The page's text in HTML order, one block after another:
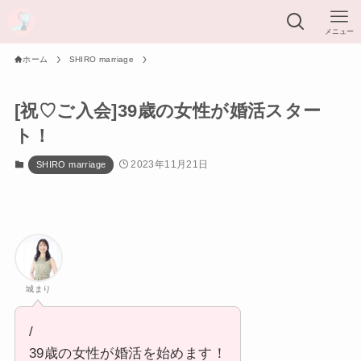
メニュー
ホーム SHIRO marriage
[祝♡ご入会]39歳の女性が婚活スター
ト！
SHIRO marriage 2023年11月21日
城まり
/
39歳の女性が婚活を始めます！